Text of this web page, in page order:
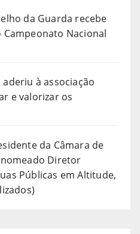
da Guarda recebe
Campeonato Nacional
à associação
e valorizar os
da Câmara de
Diretor
Públicas em Altitude,